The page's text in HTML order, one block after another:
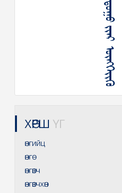
ᠳᠤᠳᠤᠭᠤ ᠢᠢᠠᠷ ᠥᠩᠭᠡᠶᠢᠬᠥ
ХӨРШ ҮГ
ӨНГИЙЦ
ӨНГӨ
ӨНГӨВЧ
ӨНГӨВЧХӨН